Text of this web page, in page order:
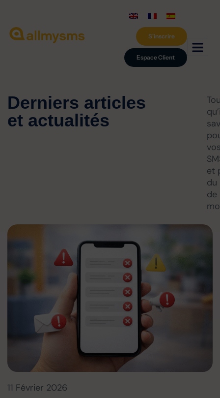
Espace Client
S'inscrire
Derniers articles
et actualités
et
du
de
11 Février 2026